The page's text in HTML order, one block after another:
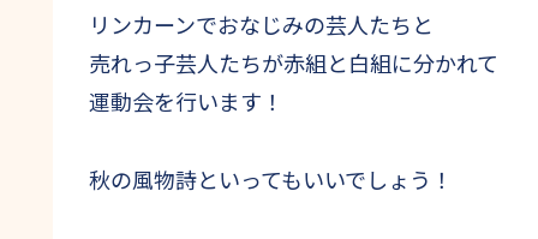
リンカーンでおなじみの芸人たちと
売れっ子芸人たちが赤組と白組に分かれて
運動会を行います！
秋の風物詩といってもいいでしょう！